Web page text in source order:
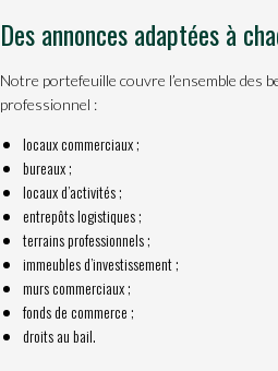
Des annonces adaptées à
Notre portefeuille couvre l’ensemble des
professionnel :
locaux commerciaux;
bureaux ;
locaux d’activités ;
entrepôts logistiques ;
terrains professionnels ;
immeubles d’investissement ;
murs commerciaux ;
fonds de commerce ;
droits au bail.